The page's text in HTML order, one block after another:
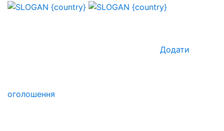
Додати
оголошення